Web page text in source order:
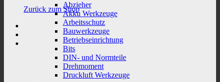
Zurück zum Shop
Abzieher
Akku Werkzeuge
Arbeitsschutz
Bauwerkzeuge
Betriebseinrichtung
Bits
DIN- und Normteile
Drehmoment
Druckluft Werkzeuge